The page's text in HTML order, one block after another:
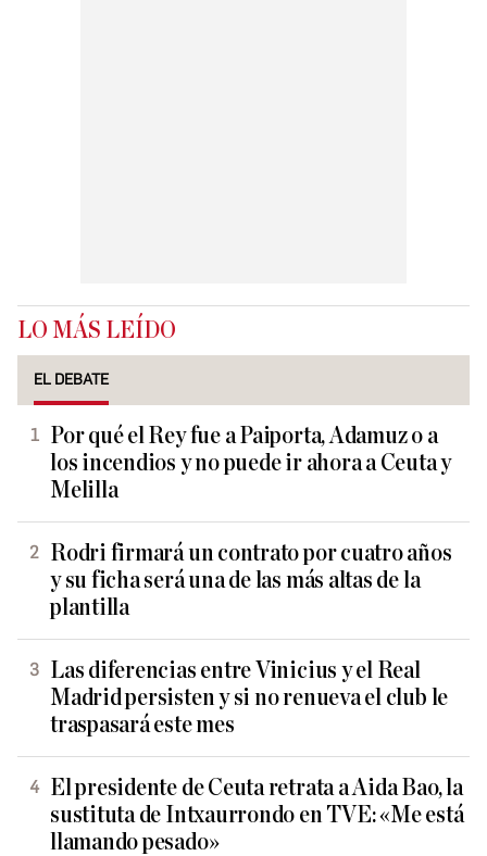
LO MÁS LEÍDO
EL DEBATE
Por qué el Rey fue a Paiporta, Adamuz o a
los incendios y no puede ir ahora a Ceuta y
Melilla
Rodri firmará un contrato por cuatro años
y su ficha será una de las más altas de la
plantilla
Las diferencias entre Vinicius y el Real
Madrid persisten y si no renueva el club le
traspasará este mes
El presidente de Ceuta retrata a Aida Bao, la
sustituta de Intxaurrondo en TVE: «Me está
llamando pesado»